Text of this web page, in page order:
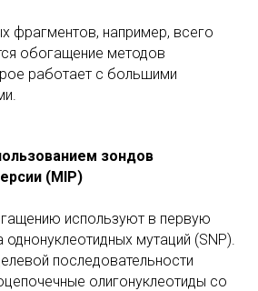
фрагментов, например, всего
обогащение методов
работает с большими
зондов
(MIP)
используют в первую
однонуклеотидных мутаций (SNP).
последовательности
олигонуклеотиды со